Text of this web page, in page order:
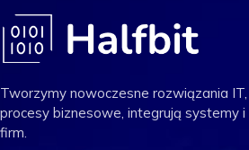
Tworzymy nowoczesne rozwiązania
procesy biznesowe, integrują systemy
firm.